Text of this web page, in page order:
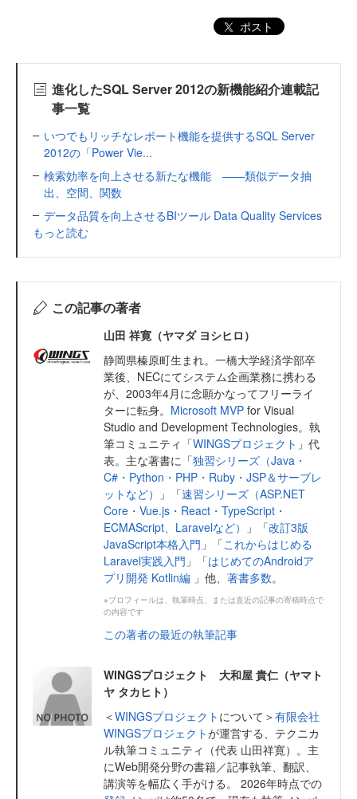
ポスト
進化したSQL Server 2012の新機能紹介連載記
事一覧
いつでもリッチなレポート機能を提供するSQL Server
2012の「Power Vie...
検索効率を向上させる新たな機能 ――類似データ抽
出、空間、関数
データ品質を向上させるBIツール Data Quality Services
もっと読む
この記事の著者
山田 祥寛（ヤマダ ヨシヒロ）
静岡県榛原町生まれ。一橋大学経済学部卒
業後、NECにてシステム企画業務に携わる
が、2003年4月に念願かなってフリーライ
ターに転身。 Microsoft MVP for Visual
Studio and Development Technologies。執
筆コミュニティ「WINGSプロジェクト 」代
表。主な著書に「独習シリーズ（Java・
C#・Python・PHP・Ruby・JSP＆サーブレ
ットなど）
」「速習シリーズ（ASP.NET
Core・Vue.js・React・TypeScript・
ECMAScript、Laravelなど）
」「改訂3版
JavaScript本格入門 」「これからはじめる
Laravel実践入門 」「はじめてのAndroidア
プリ開発 Kotlin編 」他、 著書多数。
※プロフィールは、執筆時点、または直近の記事の寄稿時点で
の内容です
この著者の最近の執筆記事
WINGSプロジェクト 大和屋 貴仁（ヤマト
ヤ タカヒト）
＜WINGSプロジェクト について＞有限会社
WINGSプロジェクトが運営する、テクニカ
ル執筆コミュニティ（代表 山田祥寛）。主
にWeb開発分野の書籍／記事執筆、翻訳、
講演等を幅広く手がける。 2026年時点での